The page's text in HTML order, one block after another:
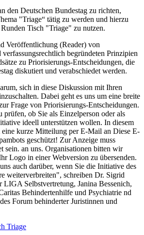
den Deutschen Bundestag zu richten,
"Triage“ tätig zu werden und hierzu
Tisch "Triage" zu nutzen.
Veröffentlichung (Reader) von
begründeten Prinzipien
zu Priorisierungs-Entscheidungen, die
diskutiert und verabschiedet werden.
sich in diese Diskussion mit Ihren
Dabei geht es uns um eine breite
Frage von Priorisierungs-Entscheidungen.
prüfen, ob Sie als Einzelperson oder als
ideell unterstützen wollen. In diesem
kurze Mitteilung per E-Mail an Diese E-
geschützt! Zur Anzeige muss
sein. an uns. Organisationen bitten wir
Logo in einer Webversion zu übersenden.
auch darüber, wenn Sie die Initiative des
weiterverbreiten", schreiben Dr. Sigrid
LIGA Selbstvertretung, Janina Bessenich,
Behindertenhilfe und Psychiatrie nd
Forum behinderter Juristinnen und
Triage